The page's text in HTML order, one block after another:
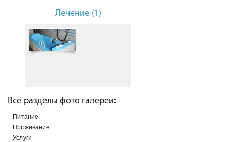
Лечение (1)
Все разделы фото галереи:
Питание
Проживание
Услуги